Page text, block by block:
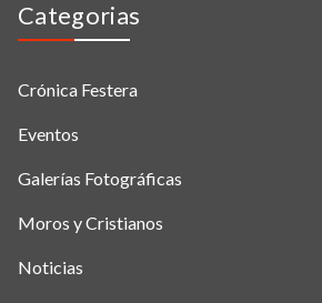
Categorias
Crónica Festera
Eventos
Galerías Fotográficas
Moros y Cristianos
Noticias